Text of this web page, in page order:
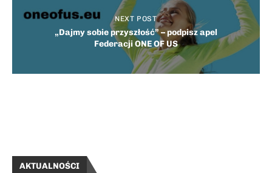
NEXT POST
„Dajmy sobie przyszłość” – podpisz apel
Federacji ONE OF US
AKTUALNOŚCI